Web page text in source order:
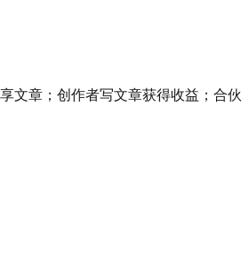
文章；创作者写文章获得收益；合伙